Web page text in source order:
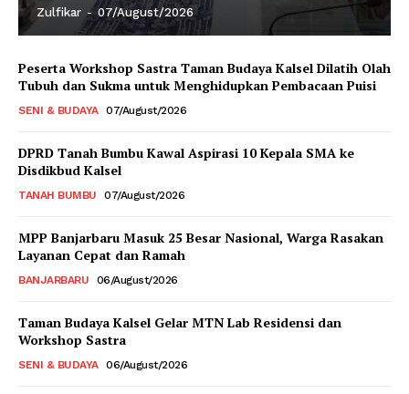
Zulfikar - 07/August/2026
Peserta Workshop Sastra Taman Budaya Kalsel Dilatih Olah
Tubuh dan Sukma untuk Menghidupkan Pembacaan Puisi
SENI & BUDAYA 07/August/2026
DPRD Tanah Bumbu Kawal Aspirasi 10 Kepala SMA ke
Disdikbud Kalsel
TANAH BUMBU 07/August/2026
MPP Banjarbaru Masuk 25 Besar Nasional, Warga Rasakan
Layanan Cepat dan Ramah
BANJARBARU 06/August/2026
Taman Budaya Kalsel Gelar MTN Lab Residensi dan
Workshop Sastra
SENI & BUDAYA 06/August/2026